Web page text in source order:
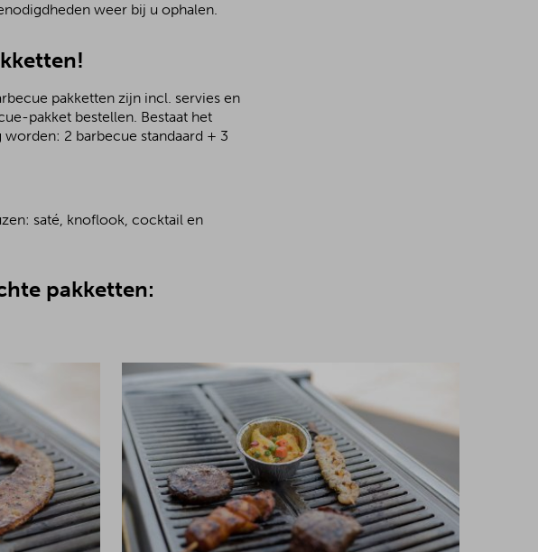
weer bij u ophalen.
pakketten zijn incl. servies en
pakket bestellen. Bestaat het
2 barbecue standaard + 3
saté, knoflook, cocktail en
pakketten: